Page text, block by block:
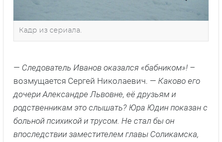
Кадр из сериала.
— Следователь Иванов оказался «бабником»! –
возмущается Сергей Николаевич. — Каково его
дочери Александре Львовне, её друзьям и
родственникам это слышать? Юра Юдин показан с
больной психикой и трусом. Не стал бы он
впоследствии заместителем главы Соликамска,